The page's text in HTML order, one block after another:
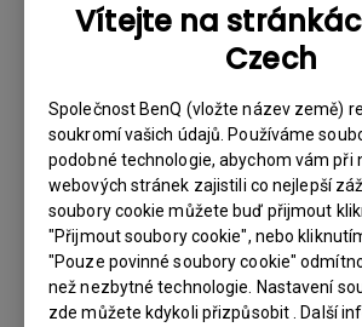
Vítejte na
Czech
Společnost BenQ (vložte název země)
soukromí vašich údajů. Používáme
podobné technologie, abychom vám při
webových stránek zajistili co nejlepší
soubory cookie můžete buď přijmout
"Přijmout soubory cookie", nebo
"Pouze povinné soubory cookie"
než nezbytné technologie. Nastavení
zde můžete kdykoli přizpůsobit . Další
Projektor nedetekuje HDR. Jak
vyřešit?
Aplikace na mém Android TV
neočekávaně ukončí a systém
domovskou obrazovku. Jak to
vyřešit?